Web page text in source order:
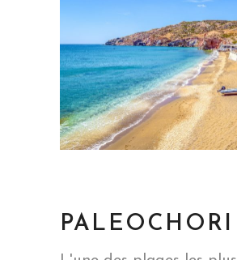
PALEOCHORI